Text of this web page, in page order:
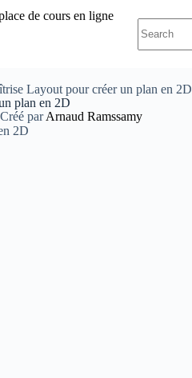
Layout pour créer un plan en 2D
plan en 2D
Créé parArnaud Ramssamy
2D